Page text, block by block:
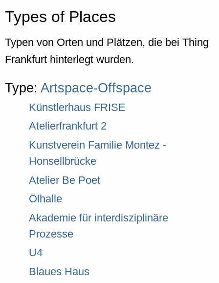
Types of Places
Typen von Orten und Plätzen, die bei Thing
Frankfurt hinterlegt wurden.
Type: Artspace-Offspace
Künstlerhaus FRISE
Atelierfrankfurt 2
Kunstverein Familie Montez -
Honsellbrücke
Atelier Be Poet
Ölhalle
Akademie für interdisziplinäre
Prozesse
U4
Blaues Haus
Home